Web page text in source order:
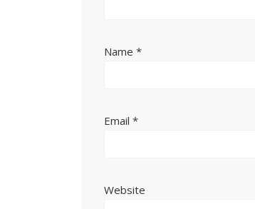
Name*
Email*
Website